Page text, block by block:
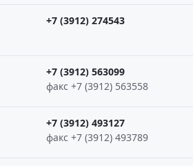
+7 (3912) 274543
+7 (3912) 563099
факс +7 (3912) 563558
+7 (3912) 493127
факс +7 (3912) 493789